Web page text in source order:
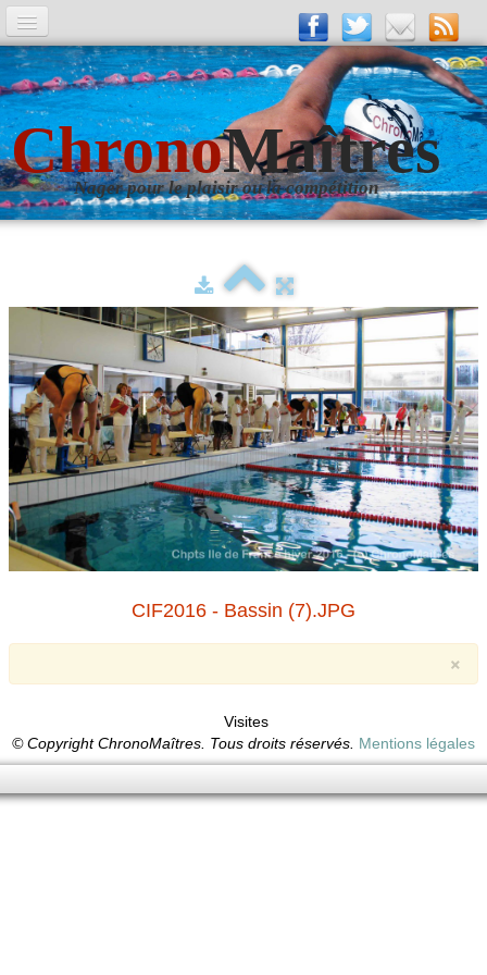
A la Une
Entrainements
La revue
Les numéros
Evènements▼
Livre d'Or
ChronoMaîtres
Nager pour le plaisir ou la compétition
CIF2016 - Bassin (7).JPG
×
Visites
© Copyright ChronoMaîtres. Tous droits réservés. Mentions légales